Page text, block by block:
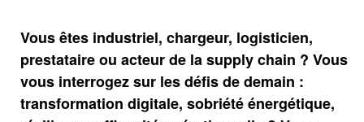
Vous êtes industriel, chargeur, logisticien,
prestataire ou acteur de la supply chain ? Vous
vous interrogez sur les défis de demain :
transformation digitale, sobriété énergétique,